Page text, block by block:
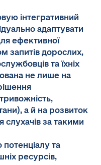
інтегративний
адаптувати
ефективної
запитів дорослих,
та їхніх
не лише на
а й на розвиток
слухачів за такими
та
ресурсів,